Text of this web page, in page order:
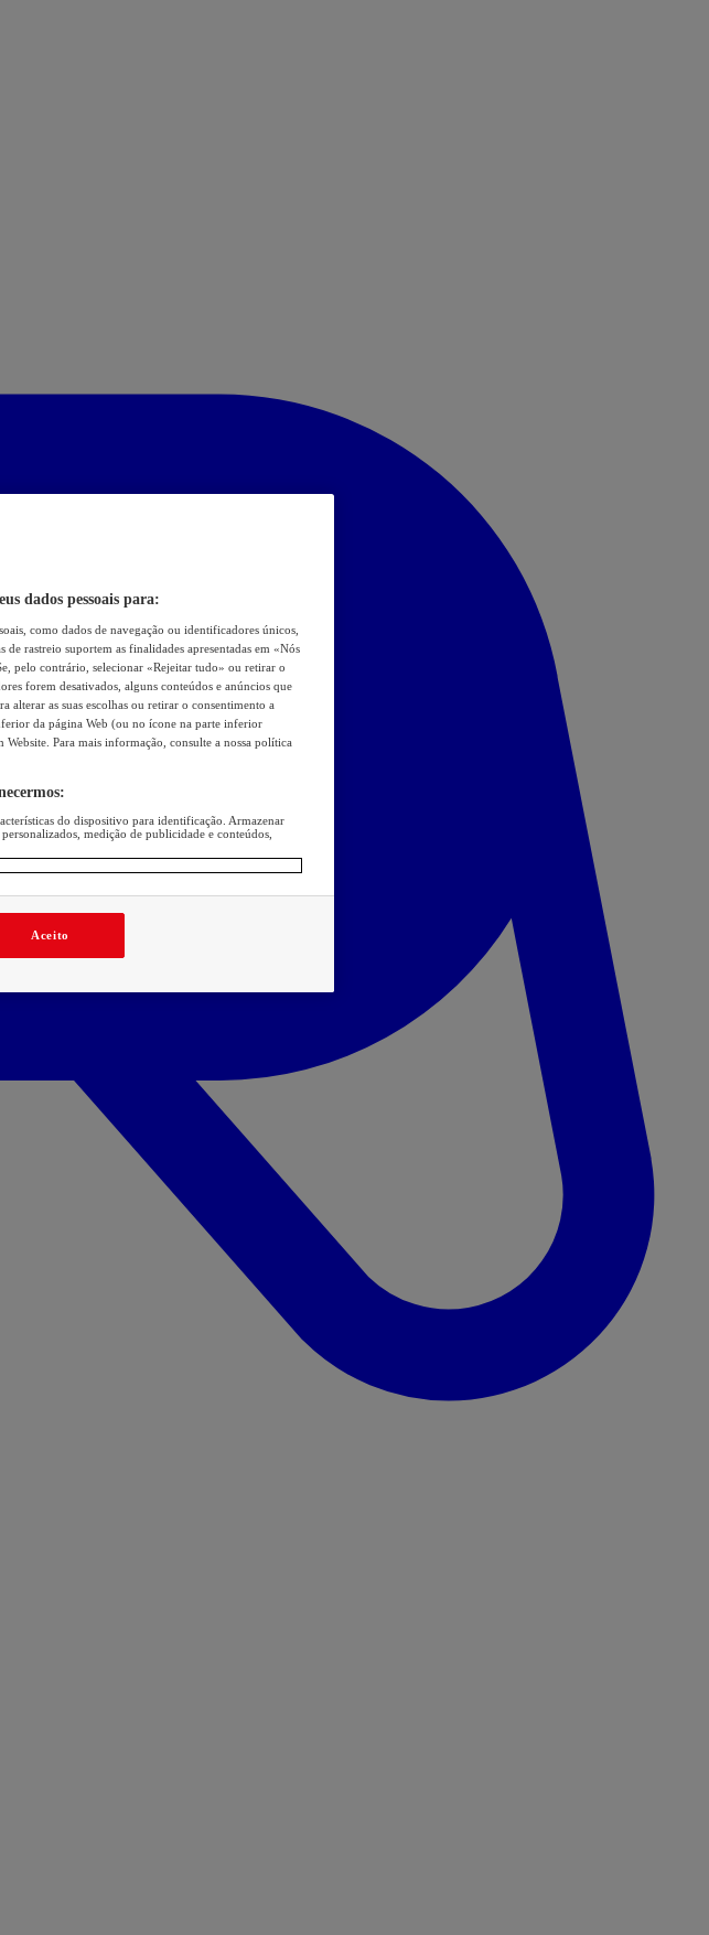
dados pessoais para:
como dados de navegação ou identificadores únicos,
rastreio suportem as finalidades apresentadas em «Nós
pelo contrário, selecionar «Rejeitar tudo» ou retirar o
forem desativados, alguns conteúdos e anúncios que
alterar as suas escolhas ou retirar o consentimento a
da página Web (ou no ícone na parte inferior
Website. Para mais informação, consulte a nossa política
do dispositivo para identificação. Armazenar
medição de publicidade e conteúdos,
Aceito